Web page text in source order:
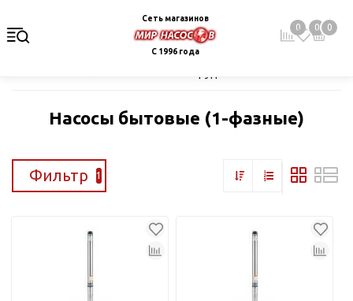
Сеть магазинов
С 1996 года
0 0 0
Насосы бытовые (1-фазные)
Фильтр 1